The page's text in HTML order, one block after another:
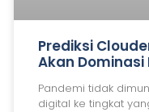
Prediksi
Akan Dominasi
Pandemi tidak
digital ke tingkat